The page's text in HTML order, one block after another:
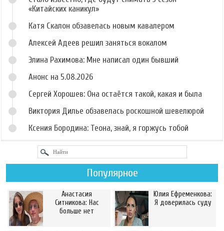
«Китайских каникул»
Катя Скалон обзавелась новым кавалером
Алексей Адеев решил заняться вокалом
Элина Рахимова: Мне написал один бывший
Анонс на 5.08.2026
Сергей Хорошев: Она остаётся такой, какая и была
Виктория Дилье обзавелась роскошной шевелюрой
Ксения Бородина: Теона, знай, я горжусь тобой
Популярное
Анастасия
Ситникова: Нас
больше нет
Юлия Ефременкова:
Я доверилась суду